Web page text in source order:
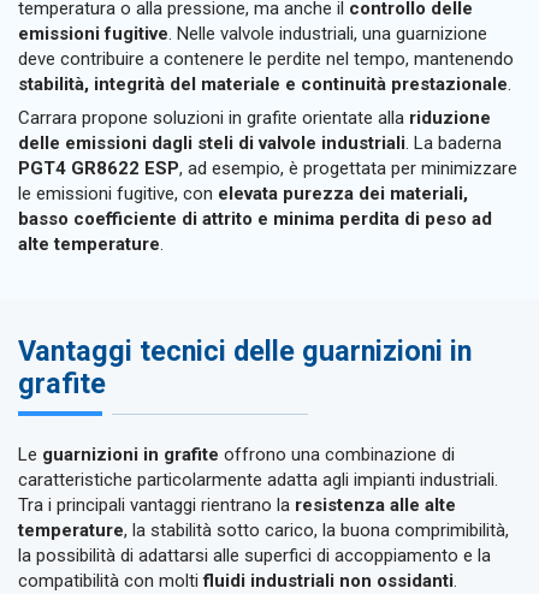
temperatura o alla pressione, ma anche il controllo delle
emissioni fugitive. Nelle valvole industriali, una guarnizione
deve contribuire a contenere le perdite nel tempo, mantenendo
stabilità, integrità del materiale e continuità prestazionale.
Carrara propone soluzioni in grafite orientate alla riduzione
delle emissioni dagli steli di valvole industriali. La baderna
PGT4 GR8622 ESP, ad esempio, è progettata per minimizzare
le emissioni fugitive, con elevata purezza dei materiali,
basso coefficiente di attrito e minima perdita di peso ad
alte temperature.
Vantaggi tecnici delle guarnizioni in
grafite
Le guarnizioni in grafite offrono una combinazione di
caratteristiche particolarmente adatta agli impianti industriali.
Tra i principali vantaggi rientrano la resistenza alle alte
temperature, la stabilità sotto carico, la buona comprimibilità,
la possibilità di adattarsi alle superfici di accoppiamento e la
compatibilità con moltifluidi industriali non ossidanti.